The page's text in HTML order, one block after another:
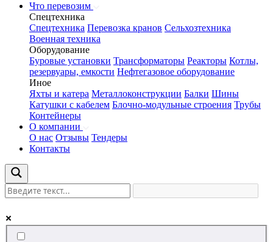
Что перевозим
Спецтехника
Спецтехника Перевозка кранов Сельхозтехника
Военная техника
Оборудование
Буровые установки Трансформаторы Реакторы Котлы,
резервуары, емкости Нефтегазовое оборудование
Иное
Яхты и катера Металлоконструкции Балки Шины
Катушки с кабелем Блочно-модульные строения Трубы
Контейнеры
О компании
О нас Отзывы Тендеры
Контакты